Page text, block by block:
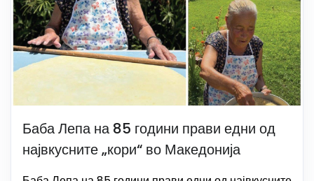
Баба Лепа на 85 години прави едни од
највкусните „кори“ во Македонија